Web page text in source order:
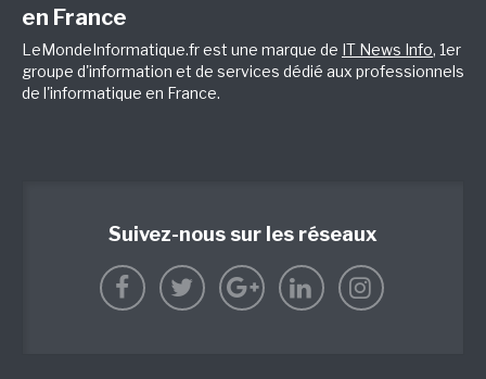
en France
LeMondeInformatique.fr est une marque de IT News Info, 1er
groupe d'information et de services dédié aux professionnels
de l'informatique en France.
Suivez-nous sur les réseaux